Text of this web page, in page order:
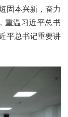
固本兴新，奋力
重温习近平总书
平总书记重要讲